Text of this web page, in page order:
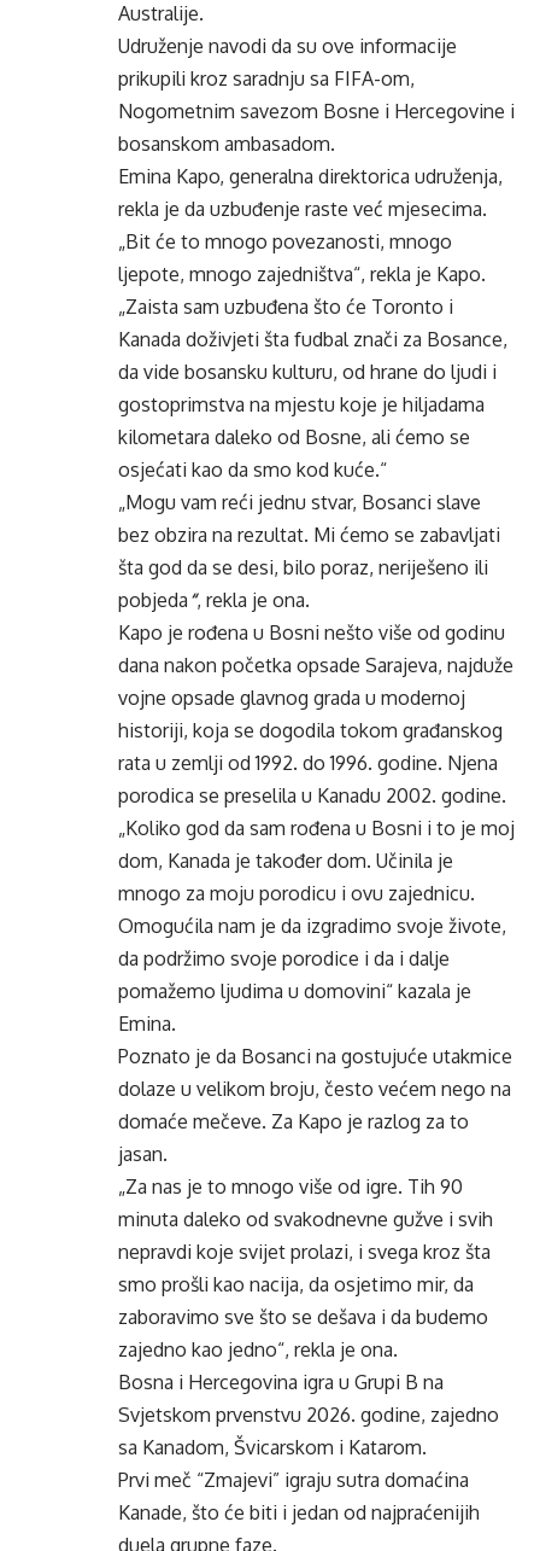
Australije.
Udruženje navodi da su ove informacije
prikupili kroz saradnju sa FIFA-om,
Nogometnim savezom Bosne i Hercegovine i
bosanskom ambasadom.
Emina Kapo, generalna direktorica udruženja,
rekla je da uzbuđenje raste već mjesecima.
„Bit će to mnogo povezanosti, mnogo
ljepote, mnogo zajedništva“, rekla je Kapo.
„Zaista sam uzbuđena što će Toronto i
Kanada doživjeti šta fudbal znači za Bosance,
da vide bosansku kulturu, od hrane do ljudi i
gostoprimstva na mjestu koje je hiljadama
kilometara daleko od Bosne, ali ćemo se
osjećati kao da smo kod kuće.“
„Mogu vam reći jednu stvar, Bosanci slave
bez obzira na rezultat. Mi ćemo se zabavljati
šta god da se desi, bilo poraz, neriješeno ili
pobjeda “, rekla je ona.
Kapo je rođena u Bosni nešto više od godinu
dana nakon početka opsade Sarajeva, najduže
vojne opsade glavnog grada u modernoj
historiji, koja se dogodila tokom građanskog
rata u zemlji od 1992. do 1996. godine. Njena
porodica se preselila u Kanadu 2002. godine.
„Koliko god da sam rođena u Bosni i to je moj
dom, Kanada je također dom. Učinila je
mnogo za moju porodicu i ovu zajednicu.
Omogućila nam je da izgradimo svoje živote,
da podržimo svoje porodice i da i dalje
pomažemo ljudima u domovini“ kazala je
Emina.
Poznato je da Bosanci na gostujuće utakmice
dolaze u velikom broju, često većem nego na
domaće mečeve. Za Kapo je razlog za to
jasan.
„Za nas je to mnogo više od igre. Tih 90
minuta daleko od svakodnevne gužve i svih
nepravdi koje svijet prolazi, i svega kroz šta
smo prošli kao nacija, da osjetimo mir, da
zaboravimo sve što se dešava i da budemo
zajedno kao jedno“, rekla je ona.
Bosna i Hercegovina igra u Grupi B na
Svjetskom prvenstvu 2026. godine, zajedno
sa Kanadom, Švicarskom i Katarom.
Prvi meč “Zmajevi” igraju sutra domaćina
Kanade, što će biti i jedan od najpraćenijih
duela grupne faze.